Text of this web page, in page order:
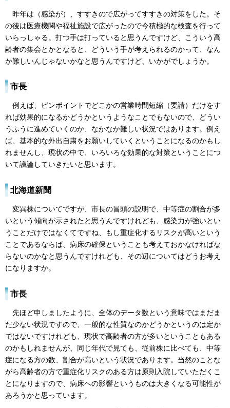
昨年は（感染が）、すすきので広がってすすきの対策をした。そ
の後は医療機関や福祉施設で広がったので今積極的な検査を行って
いらっしゃる。打つ手は打っていると思うんですけど、こういう高
齢者の集会とかとなると、どういう手が考えられるのかって、なん
か難しいんじゃないかなと思うんですけど、いかがでしょうか。
市長
例えば、ピンポイントでどこかの営業時間短縮（要請）だけをす
れば効果的になるかどうかというようなことでもないので、どうい
うふうに進めていくのか、なかなか難しい状況ではあります。例え
ば、基本的な外出自粛をお願いしていくということになるのかもし
れませんし、現状の中で、いろいろな効果的な対策ということにつ
いて議論していきたいと思います。
北海道新聞
変異株についてですが、市長の冒頭の説明で、中等症の割合が多
いという傾向が示されたと思うんですけれども、感染力が強いとい
うことだけではなくてですね、もし重症化するリスクが高いという
ことであるならば、病床の確保ということも考えておかなければな
らないのかなと思うんですけれども、その辺についてはどうお考え
になりますか。
市長
先ほど申しましたように、全体のデータ数という意味ではまだま
だ少ない状況ですので、一般的な性質なのかどうかというのは定か
ではないですけれども、現状で高齢者の方が多いということもある
のかもしれませんが、同じ年代で見ても、従前株に比べても、中等
症になる方の数、割合が高いという状況であります。当然のことな
がら高齢者の方で重症化リスクのある方は原則入院していただくこ
とになりますので、病床への影響というものは大きくなる可能性が
あろうかと思っています。